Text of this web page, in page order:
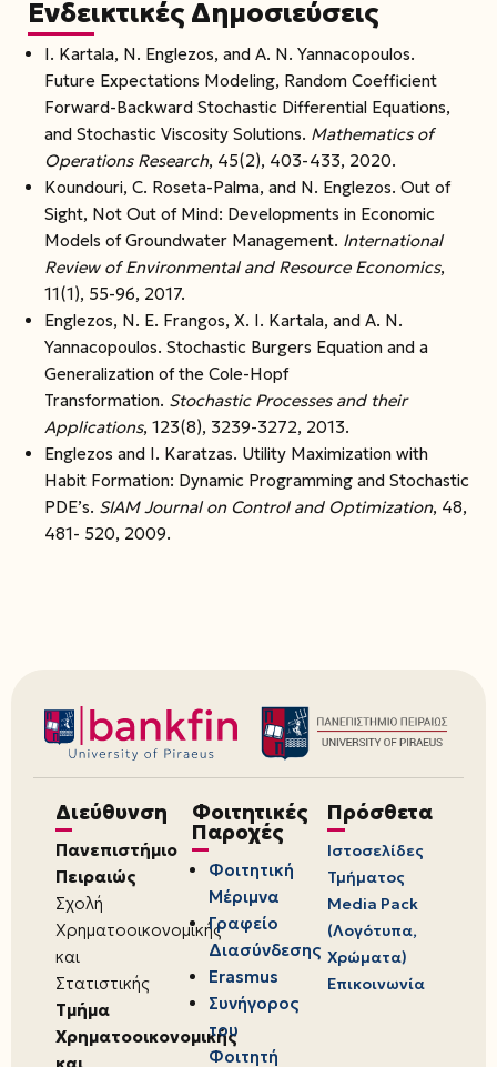
Ενδεικτικές Δημοσιεύσεις
I. Kartala, N. Englezos, and A. N. Yannacopoulos.
Future Expectations Modeling, Random Coefficient
Forward-Backward Stochastic Differential Equations,
and Stochastic Viscosity Solutions. Mathematics of
Operations Research, 45(2), 403-433, 2020.
Koundouri, C. Roseta-Palma, and N. Englezos. Out of
Sight, Not Out of Mind: Developments in Economic
Models of Groundwater Management. International
Review of Environmental and Resource Economics,
11(1), 55-96, 2017.
Englezos, N. E. Frangos, X. I. Kartala, and A. N.
Yannacopoulos. Stochastic Burgers Equation and a
Generalization of the Cole-Hopf
Transformation. Stochastic Processes and their
Applications, 123(8), 3239-3272, 2013.
Englezos and I. Karatzas. Utility Maximization with
Habit Formation: Dynamic Programming and Stochastic
PDE’s. SIAM Journal on Control and Optimization, 48,
481- 520, 2009.
Διεύθυνση
Πανεπιστήμιο
Πειραιώς
Σχολή
Χρηματοοικονομικής
και
Στατιστικής
Τμήμα
Χρηματοοικονομικής
Φοιτητικές
Παροχές
Φοιτητική
Μέριμνα
Γραφείο
Διασύνδεσης
Erasmus
Συνήγορος
του
Φοιτητή
Πρόσθετα
Ιστοσελίδες
Τμήματος
Media Pack
(Λογότυπα,
Χρώματα)
Επικοινωνία